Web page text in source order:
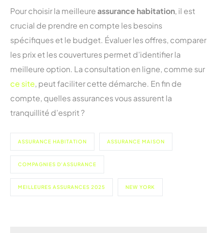
Pour choisir la meilleureassurance habitation, il est
crucial de prendre en compte les besoins
spécifiques et le budget. Évaluer les offres, comparer
les prix et les couvertures permet d’identifier la
meilleure option. La consultation en ligne, comme sur
ce site, peut faciliter cette démarche. En fin de
compte, quelles assurances vous assurent la
tranquillité d’esprit ?
ASSURANCE HABITATION ASSURANCE MAISON
COMPAGNIES D'ASSURANCE
MEILLEURES ASSURANCES 2025 NEW YORK